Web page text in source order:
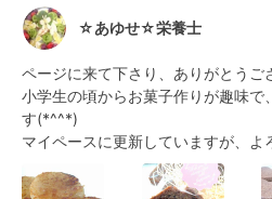
☆あゆせ☆栄養士
ページに来て下さり、ありがとうご
小学生の頃からお菓子作りが趣味で
す(*^^*)
マイペースに更新していますが、よ